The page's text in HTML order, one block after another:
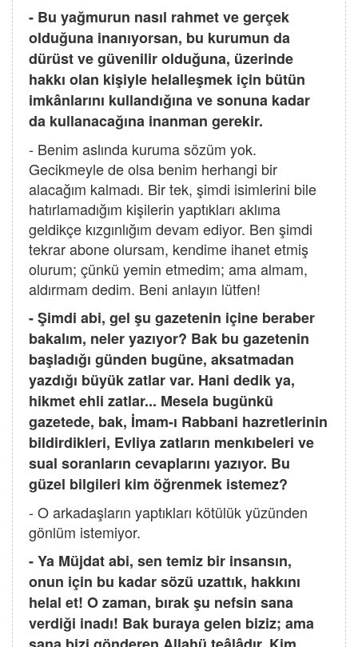
- Bu yağmurun nasıl rahmet ve gerçek
olduğuna inanıyorsan, bu kurumun da
dürüst ve güvenilir olduğuna, üzerinde
hakkı olan kişiyle helalleşmek için bütün
imkânlarını kullandığına ve sonuna kadar
da kullanacağına inanman gerekir.
- Benim aslında kuruma sözüm yok.
Gecikmeyle de olsa benim herhangi bir
alacağım kalmadı. Bir tek, şimdi isimlerini bile
hatırlamadığım kişilerin yaptıkları aklıma
geldikçe kızgınlığım devam ediyor. Ben şimdi
tekrar abone olursam, kendime ihanet etmiş
olurum; çünkü yemin etmedim; ama almam,
aldırmam dedim. Beni anlayın lütfen!
- Şimdi abi, gel şu gazetenin içine beraber
bakalım, neler yazıyor? Bak bu gazetenin
başladığı günden bugüne, aksatmadan
yazdığı büyük zatlar var. Hani dedik ya,
hikmet ehli zatlar... Mesela bugünkü
gazetede, bak, İmam-ı Rabbani hazretlerinin
bildirdikleri, Evliya zatların menkıbeleri ve
sual soranların cevaplarını yazıyor. Bu
güzel bilgileri kim öğrenmek istemez?
- O arkadaşların yaptıkları kötülük yüzünden
gönlüm istemiyor.
- Ya Müjdat abi, sen temiz bir insansın,
onun için bu kadar sözü uzattık, hakkını
helal et! O zaman, bırak şu nefsin sana
verdiği inadı! Bak buraya gelen biziz; ama